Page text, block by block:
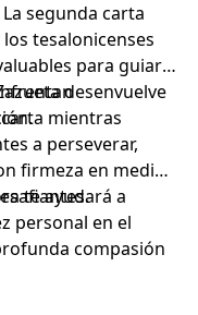
segunda carta
tesalonicenses
para guiar a
desenvuelve
mientras
a perseverar,
firmeza en medio
te ayudará a
personal en el
compasión